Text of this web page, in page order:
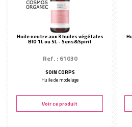
Huile neutre aux 3 huiles végétales
BIO 1L ou 5L - Sens&Spirit
Ref. : 61030
SOIN CORPS
Huile de modelage
Voir ce produit